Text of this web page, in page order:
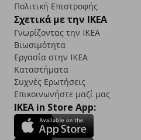
Πολιτική Επιστροφής
Σχετικά με την IKEA
Γνωρίζοντας την IKEA
Βιωσιμότητα
Εργασία στην IKEA
Καταστήματα
Συχνές Ερωτήσεις
Επικοινωνήστε μαζί μας
IKEA in Store App: